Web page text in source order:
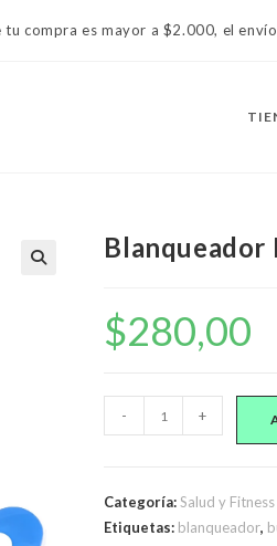
tu compra es mayor a $2.000, el
$280,00
Blanqueador
Dental
- +
Categoría:Salud y Fitness
Etiquetas: blanqueador,